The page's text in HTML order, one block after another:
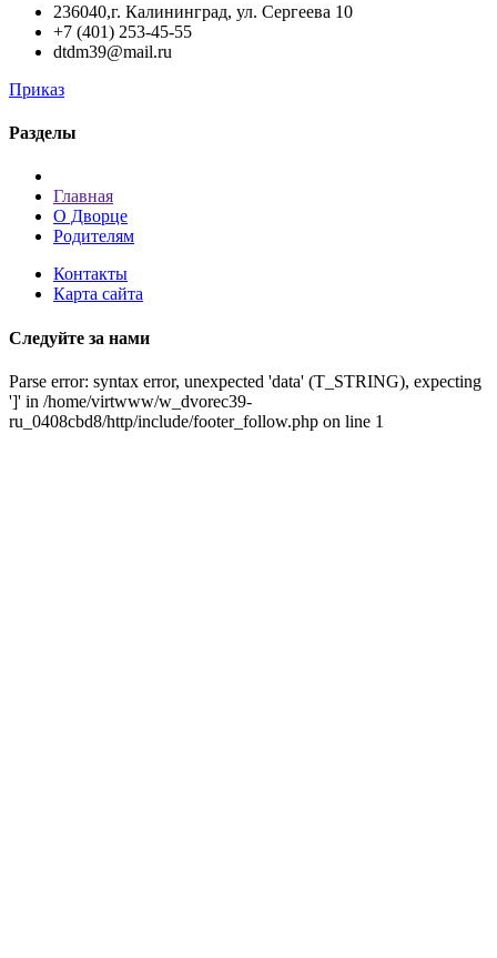
236040,г. Калининград, ул. Сергеева 10
+7 (401) 253-45-55
dtdm39@mail.ru
Приказ
Разделы
Главная
О Дворце
Родителям
Контакты
Карта сайта
Следуйте за нами
Parse error: syntax error, unexpected 'data' (T_STRING), expecting
']' in /home/virtwww/w_dvorec39-
ru_0408cbd8/http/include/footer_follow.php on line 1